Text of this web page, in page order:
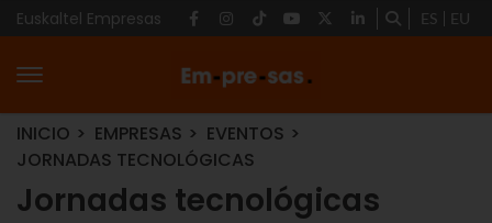
Euskaltel Empresas ES EU
INICIO EMPRESAS
EVENTOS
JORNADAS TECNOLÓGICAS
Jornadas tecnológicas